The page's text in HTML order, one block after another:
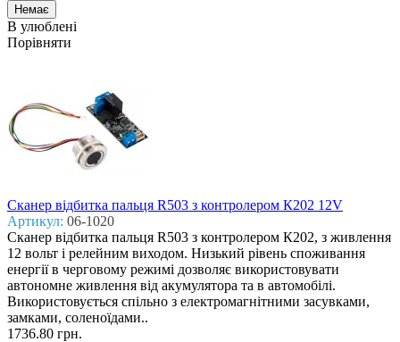
В улюблені
Порівняти
Сканер відбитка пальця R503 з контролером К202 12V
Артикул: 06-1020
Сканер відбитка пальця R503 з контролером К202, з живлення
12 вольт і релейним виходом. Низький рівень споживання
енергії в черговому режимі дозволяє використовувати
автономне живлення від акумулятора та в автомобілі.
Використовується спільно з електромагнітними засувками,
замками, соленоїдами..
1736.80 грн.